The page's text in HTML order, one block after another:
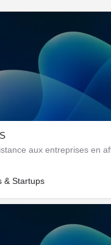
aux entreprises en
& Startups